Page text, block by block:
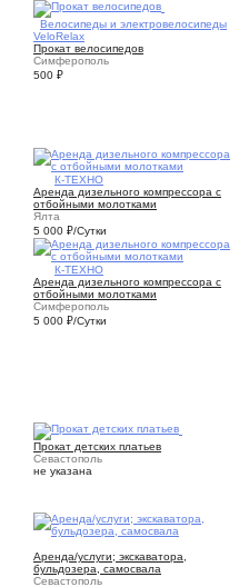
Велосипеды и электровелосипеды
VeloRelax
Прокат велосипедов
Симферополь
500 ₽
К-ТЕХНО
Аренда дизельного компрессора с
отбойными молотками
Ялта
5 000 ₽/Сутки
К-ТЕХНО
Аренда дизельного компрессора с
отбойными молотками
Симферополь
5 000 ₽/Сутки
Прокат детских платьев
Севастополь
не указана
Аренда/услуги; экскаватора,
бульдозера, самосвала
Севастополь